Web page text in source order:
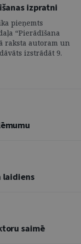
izpratni
pieņemts
“Pierādīšana
raksta autoram un
izstrādāt 9.
laidiens
saimē